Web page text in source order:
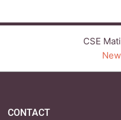
CSE
CONTACT